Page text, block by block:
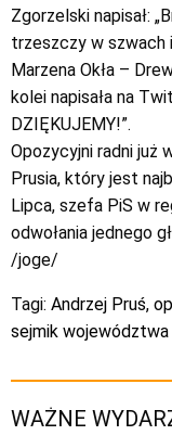
Zgorzelski napisał:
trzeszczy w szwach
Marzena Okła –
kolei napisała na
DZIĘKUJEMY!”.
Opozycyjni radni już
Prusia, który jest
Lipca, szefa PiS w
odwołania jednego
/joge/
Tagi: Andrzej Pruś,
sejmik
WAŻNE